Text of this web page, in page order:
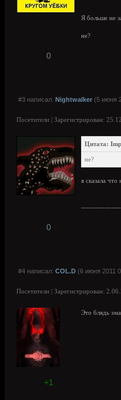
Я больше не
не?
0
#3 написал: Nightwalker (5 июня
Посетители | Зарегистрирован:
Цитата:
не?
я сказала
0
#4 написал: COL.D (6 июня 2011
Посетители | Зарегистрирован:
Это блядь
+1